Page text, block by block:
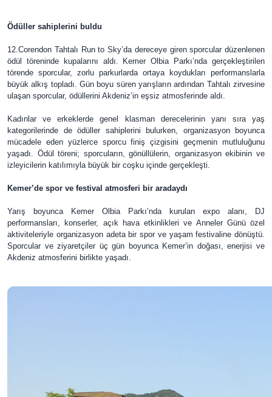
Ödüller sahiplerini buldu
12.Corendon Tahtalı Run to Sky’da dereceye giren sporcular düzenlenen
ödül töreninde kupalarını aldı. Kemer Olbia Parkı’nda gerçekleştirilen
törende sporcular, zorlu parkurlarda ortaya koydukları performanslarla
büyük alkış topladı. Gün boyu süren yarışların ardından Tahtalı zirvesine
ulaşan sporcular, ödüllerini Akdeniz’in eşsiz atmosferinde aldı.
Kadınlar ve erkeklerde genel klasman derecelerinin yanı sıra yaş
kategorilerinde de ödüller sahiplerini bulurken, organizasyon boyunca
mücadele eden yüzlerce sporcu finiş çizgisini geçmenin mutluluğunu
yaşadı. Ödül töreni; sporcuların, gönüllülerin, organizasyon ekibinin ve
izleyicilerin katılımıyla büyük bir coşku içinde gerçekleşti.
Kemer’de spor ve festival atmosferi bir aradaydı
Yarış boyunca Kemer Olbia Parkı’nda kurulan expo alanı, DJ
performansları, konserler, açık hava etkinlikleri ve Anneler Günü özel
aktiviteleriyle organizasyon adeta bir spor ve yaşam festivaline dönüştü.
Sporcular ve ziyaretçiler üç gün boyunca Kemer’in doğası, enerjisi ve
Akdeniz atmosferini birlikte yaşadı.